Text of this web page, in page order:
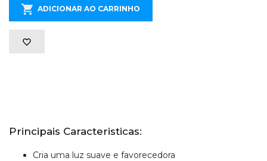
ADICIONAR AO CARRINHO
Principais Caracteristicas:
Cria uma luz suave e favorecedora